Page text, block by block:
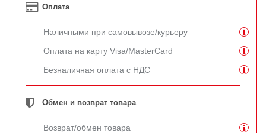
Оплата
Наличными при самовывозе/курьеру
Оплата на карту Visa/MasterCard
Безналичная оплата с НДС
Обмен и возврат товара
Возврат/обмен товара